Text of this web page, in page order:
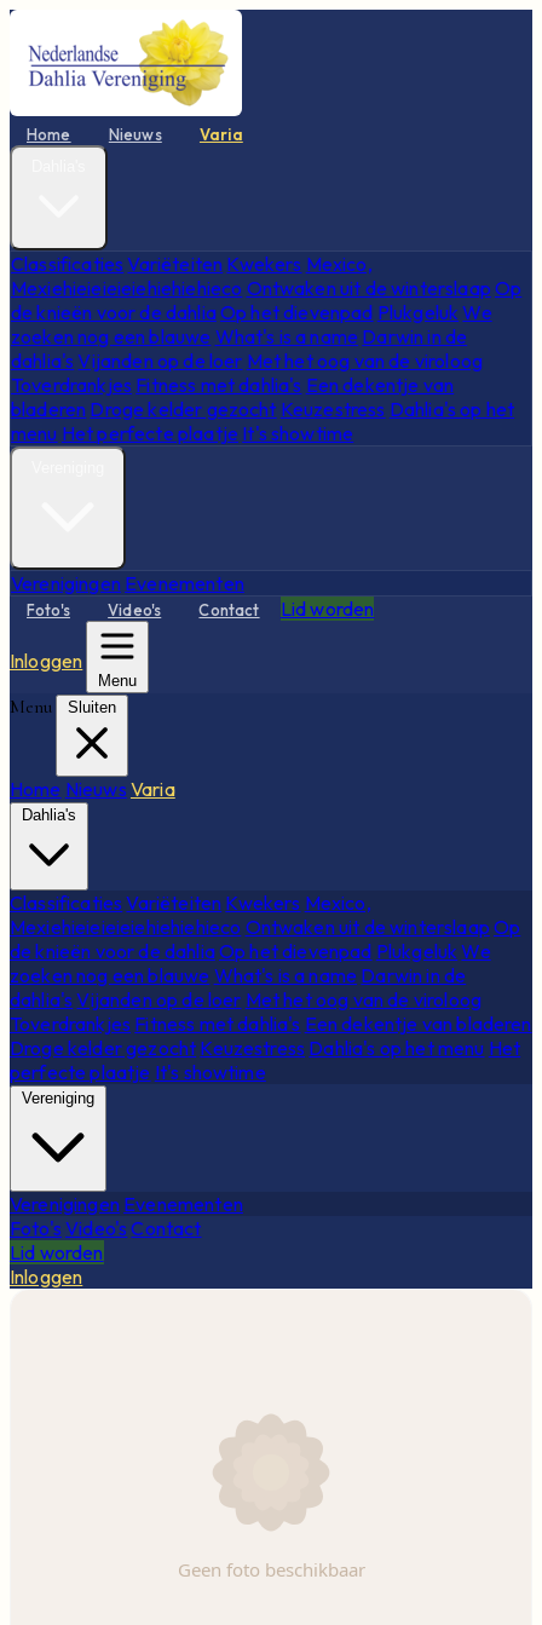
Home Nieuws Varia
Classificaties Variëteiten Kwekers Mexico,
Mexiehieieieieiehiehiehieco Ontwaken uit de winterslaap Op
de knieën voor de dahliaOp het dievenpad Plukgeluk We
zoeken nog een blauwe What's is a name Darwin in de
dahlia's Vijanden op de loer Met het oog van de viroloog
Toverdrankjes Fitness met dahlia's Een dekentje van
bladeren Droge kelder gezocht Keuzestress Dahlia's op het
menu Het perfecte plaatje It's showtime
Verenigingen Evenementen
Foto's Video's Contact Lid worden
Inloggen
Menu
Menu Sluiten
Home Nieuws Varia
Dahlia's
Classificaties Variëteiten Kwekers Mexico,
Mexiehieieieieiehiehiehieco Ontwaken uit de winterslaap Op
de knieën voor de dahliaOp het dievenpad Plukgeluk We
zoeken nog een blauwe What's is a name Darwin in de
dahlia's Vijanden op de loer Met het oog van de viroloog
Toverdrankjes Fitness met dahlia's Een dekentje van bladeren
Droge kelder gezocht Keuzestress Dahlia's op het menu Het
perfecte plaatje It's showtime
Vereniging
Verenigingen Evenementen
Foto's Video's Contact
Lid worden
Inloggen